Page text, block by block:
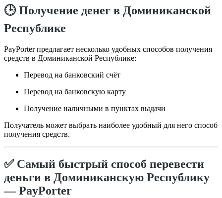
🕒 Получение денег в Доминиканской
Республике
PayPorter предлагает несколько удобных способов получения
средств в Доминиканской Республике:
Перевод на банковский счёт
Перевод на банковскую карту
Получение наличными в пунктах выдачи
Получатель может выбрать наиболее удобный для него способ
получения средств.
✅ Самый быстрый способ перевести
деньги в Доминиканскую Республику
— PayPorter